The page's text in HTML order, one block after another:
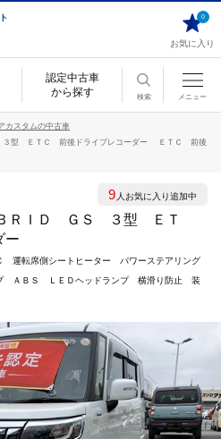
お気に入り
0
認定中古車
から探す
検索 メニュー
カスタムの中古車
３型 ＥＴＣ 前後ドライブレコーダー ＥＴＣ 前後
ＢＲＩＤ ＧＳ ３型 ＥＴ
ー
運転席側シートヒーター パワーステアリング
ＡＢＳ ＬＥＤヘッドランプ 横滑り防止 装
9 人お気に入り追加中